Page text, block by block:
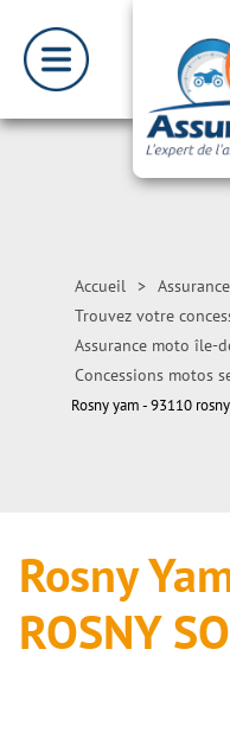
Accueil >
Trouvez votre
Assurance moto île-
Concessions motos
Rosny yam - 93110
Rosny
ROSNY